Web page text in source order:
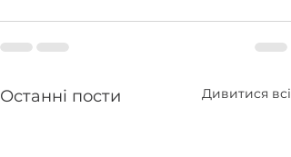
Останні пости Дивитися всі